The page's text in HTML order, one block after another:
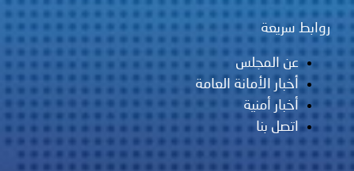
روابط سريعة
عن المجلس
أخبار الأمانة العامة
أخبار أمنية
اتصل بنا